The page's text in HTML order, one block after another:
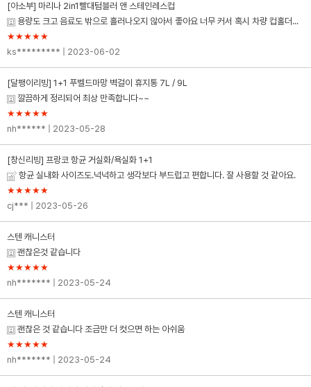
[아소부] 마리나 2in1빨대텀블러 앤 스테인레스컵
용량도 크고 음료도 밖으로 흘러나오지 않아서 좋아요 너무 커서 혹시 차량 컵홀더에 안
★★★★★
ks*********
| 2023-06-02
[달팽이리빙] 1+1 푸벨드마망 벽걸이 휴지통 7L / 9L
깔끔하게 정리되어 최상 만족합니다~~
★★★★★
nh******
| 2023-05-28
[창신리빙] 프랑코 항균 거실화/욕실화 1+1
항균 실내화 사이즈도.넉넉하고 생각보다 부드럽고 편합니다. 잘 사용할 것 같아요.
★★★★★
cj***
| 2023-05-26
스텐 캐니스터
괜찮은것 같습니다
★★★★★
nh*******
| 2023-05-24
스텐 캐니스터
괜찮은 것 같습니다 조금만 더 컷으면 하는 아쉬움
★★★★★
nh*******
| 2023-05-24